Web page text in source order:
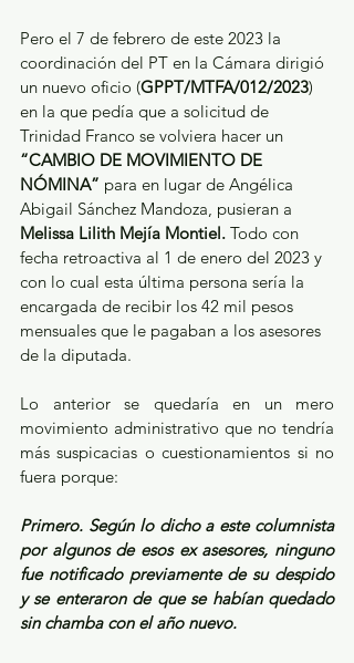
Pero el 7 de febrero de este 2023 la
coordinación del PT en la Cámara dirigió
un nuevo oficio (GPPT/MTFA/012/2023)
en la que pedía que a solicitud de
Trinidad Franco se volviera hacer un
“CAMBIO DE MOVIMIENTO DE
NÓMINA” para en lugar de Angélica
Abigail Sánchez Mandoza, pusieran a
Melissa Lilith Mejía Montiel. Todo con
fecha retroactiva al 1 de enero del 2023 y
con lo cual esta última persona sería la
encargada de recibir los 42 mil pesos
mensuales que le pagaban a los asesores
de la diputada.
Lo anterior se quedaría en un mero
movimiento administrativo que no tendría
más suspicacias o cuestionamientos si no
fuera porque:
Primero. Según lo dicho a este columnista
por algunos de esos ex asesores, ninguno
fue notificado previamente de su despido
y se enteraron de que se habían quedado
sin chamba con el año nuevo.